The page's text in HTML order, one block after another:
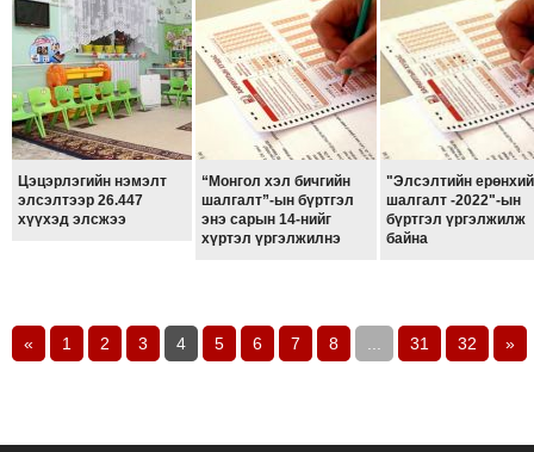
Цэцэрлэгийн нэмэлт
элсэлтээр 26.447
хүүхэд элсжээ
“Монгол хэл бичгийн
шалгалт”-ын бүртгэл
энэ сарын 14-нийг
хүртэл үргэлжилнэ
"Элсэлтийн ерөнхий
шалгалт -2022"-ын
бүртгэл үргэлжилж
байна
« 1 2 3 4 5 6 7 8 ... 31 32 »